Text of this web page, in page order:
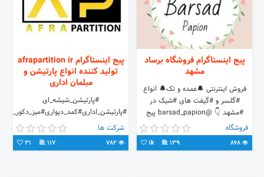
پیج اینستاگرام فروشگاه برساد
مشهد
فروش اینترنتی 🔔عمده و تک🔔 انواع
#گلسر و #گیفت های #شیک در
#مشهد 👇 @barsad_papion پیج
#بافتنی #گلدوزی #تریکوبافی #خیاطی
👇 @barsad_gallery آیدی تلگرام👇
فروشگاه
139
1k
پیج اینستاگرام afrapartition ir
تولید کننده انواع پارتیشن و
مبلمان اداری
#پارتیشن_شیشه_ای
شرکت ها
117
31